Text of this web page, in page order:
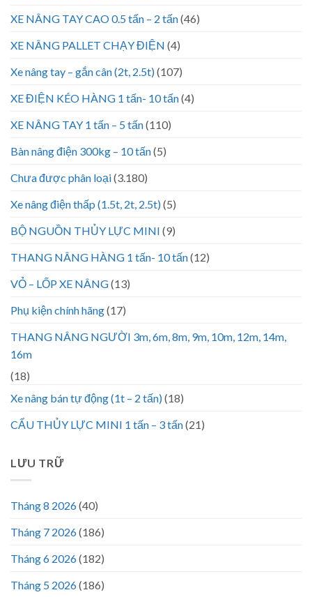
XE NÂNG TAY CAO 0.5 tấn – 2 tấn(46)
XE NÂNG PALLET CHẠY ĐIỆN (4)
Xe nâng tay – gắn cân (2t, 2.5t)(107)
XE ĐIỆN KÉO HÀNG 1 tấn- 10 tấn(4)
XE NÂNG TAY 1 tấn – 5 tấn(110)
Bàn nâng điện 300kg – 10 tấn(5)
Chưa được phân loại(3.180)
Xe nâng điện thấp (1.5t, 2t, 2.5t)(5)
BỘ NGUỒN THỦY LỰC MINI (9)
THANG NÂNG HÀNG 1 tấn- 10 tấn(12)
VỎ – LỐP XE NÂNG(13)
Phụ kiện chính hãng(17)
THANG NÂNG NGƯỜI 3m, 6m, 8m, 9m, 10m, 12m, 14m,
16m
(18)
Xe nâng bán tự động (1t – 2 tấn)(18)
CẨU THỦY LỰC MINI 1 tấn – 3 tấn(21)
LƯU TRỮ
Tháng 8 2026(40)
Tháng 7 2026(186)
Tháng 6 2026(182)
Tháng 5 2026(186)